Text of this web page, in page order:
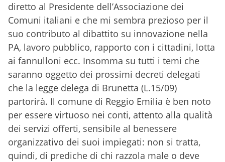
diretto al Presidente dell’Associazione dei
Comuni italiani e che mi sembra prezioso per il
suo contributo al dibattito su innovazione nella
PA, lavoro pubblico, rapporto con i cittadini, lotta
ai fannulloni ecc. Insomma su tutti i temi che
saranno oggetto dei prossimi decreti delegati
che la legge delega di Brunetta (L.15/09)
partorirà. Il comune di Reggio Emilia è ben noto
per essere virtuoso nei conti, attento alla qualità
dei servizi offerti, sensibile al benessere
organizzativo dei suoi impiegati: non si tratta,
quindi, di prediche di chi razzola male o deve